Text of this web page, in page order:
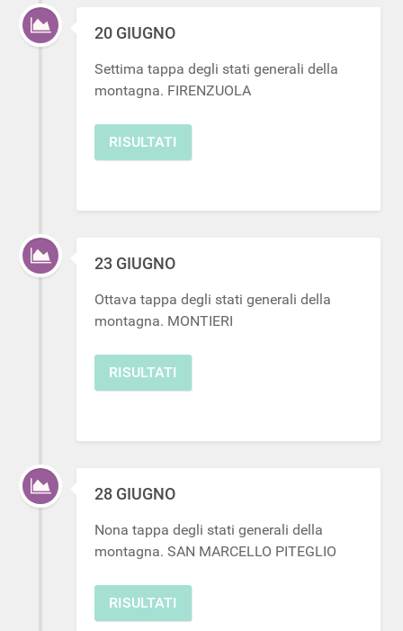
20 GIUGNO
Settima tappa degli stati generali della
montagna. FIRENZUOLA
RISULTATI
23 GIUGNO
Ottava tappa degli stati generali della
montagna. MONTIERI
RISULTATI
28 GIUGNO
Nona tappa degli stati generali della
montagna. SAN MARCELLO PITEGLIO
RISULTATI